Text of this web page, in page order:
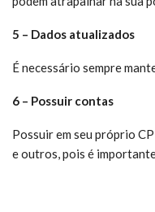
5 – Dados atualizados
É necessário sempre
6 – Possuir contas
Possuir em seu próprio
e outros, pois é